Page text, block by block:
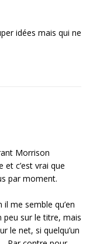
idées mais qui ne
Morrison
c’est vrai que
par moment.
me semble qu’en
sur le titre, mais
le net, si quelqu’un